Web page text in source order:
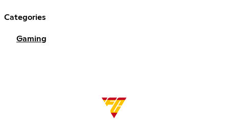
Categories
Gaming